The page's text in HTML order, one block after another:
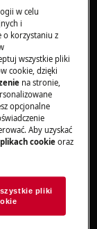
aby
OCZU
w celu
i
korzystaniu z
wszystkie pliki
cookie, dzięki
na stronie,
opcjonalne
Aby uzyskać
cookie oraz
pliki